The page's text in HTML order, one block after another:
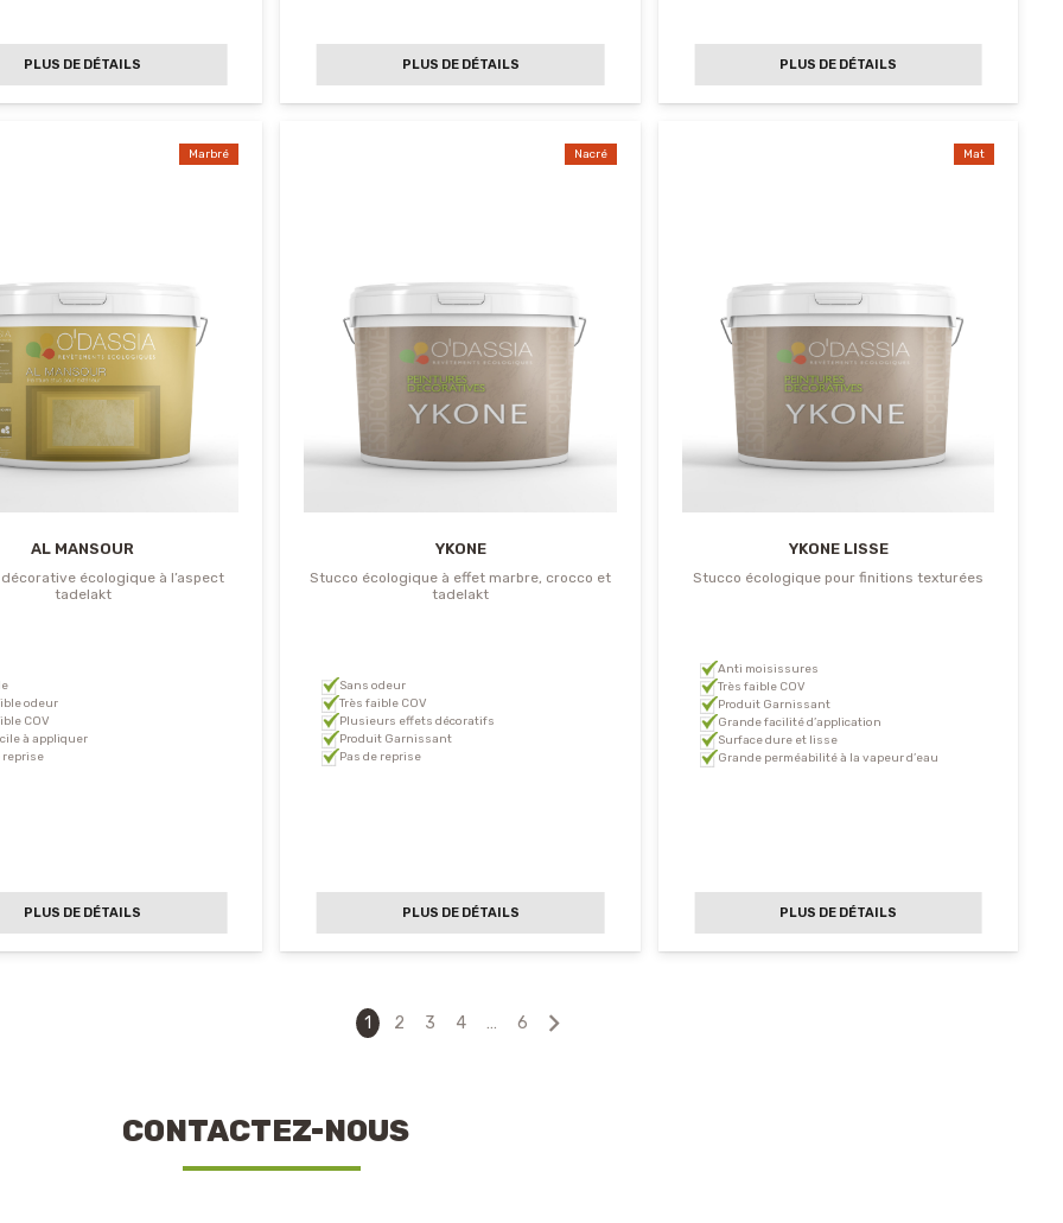
PLUS DE DÉTAILS PLUS DE DÉTAILS PLUS DE DÉTAILS
Marbré
AL MANSOUR
écologique à l’aspect
tadelakt
odeur
COV
à appliquer
reprise
PLUS DE DÉTAILS
Nacré
YKONE
Stucco écologique à effet marbre, crocco et
tadelakt
Sans odeur
Très faible COV
Plusieurs effets décoratifs
Produit Garnissant
Pas de reprise
PLUS DE DÉTAILS
Mat
YKONE LISSE
Stucco écologique pour finitions texturées
Anti moisissures
Très faible COV
Produit Garnissant
Grande facilité d’application
Surface dure et lisse
Grande perméabilité à la vapeur d’eau
PLUS DE DÉTAILS
1 2 3 4 … 6
CONTACTEZ-NOUS